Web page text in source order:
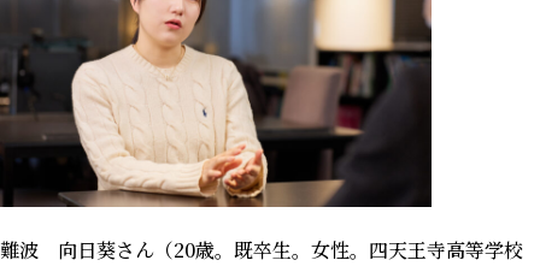
難波 向日葵さん（20歳。既卒生。女性。四天王寺高等学校